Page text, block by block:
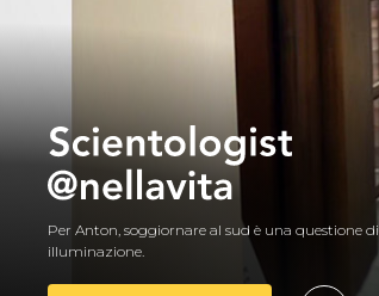
Per Anton, soggiornare al sud è una questione di
illuminazione.